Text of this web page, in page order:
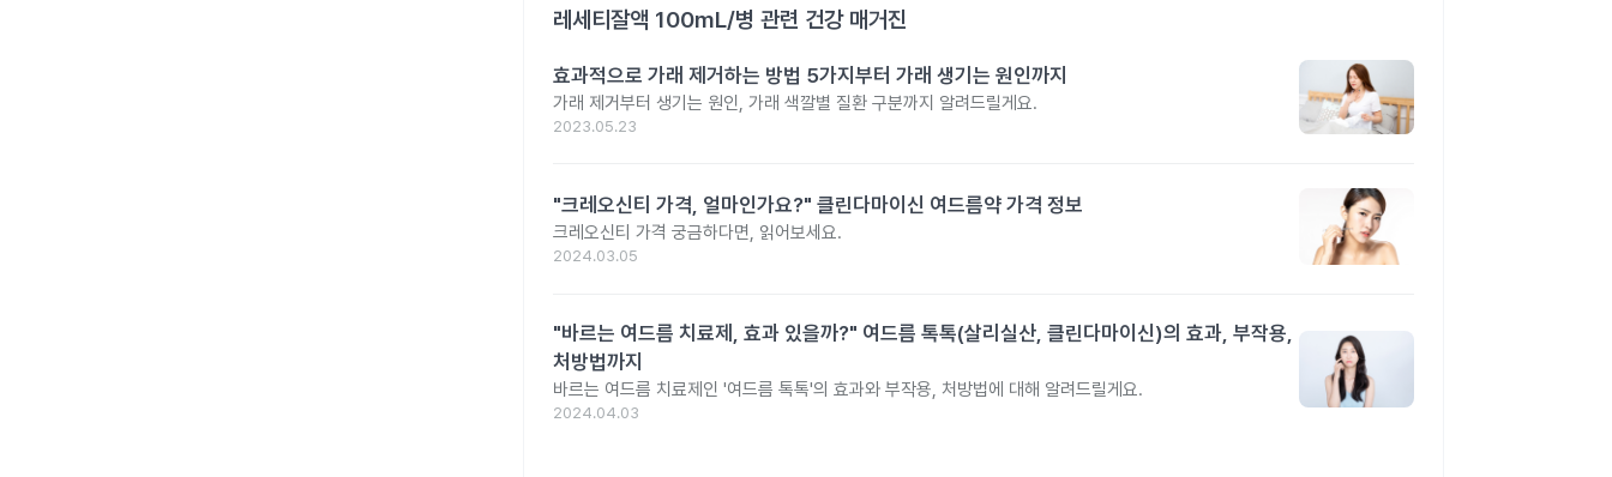
레세티잘액 100mL/병 관련 건강 매거진
효과적으로 가래 제거하는 방법 5가지부터 가래 생기는 원인까지
가래 제거부터 생기는 원인, 가래 색깔별 질환 구분까지 알려드릴게요.
2023.05.23
"크레오신티 가격, 얼마인가요?" 클린다마이신 여드름약 가격 정보
크레오신티 가격 궁금하다면, 읽어보세요.
2024.03.05
"바르는 여드름 치료제, 효과 있을까?" 여드름 톡톡(살리실산, 클린다마이신)의 효과, 부작용,
처방법까지
바르는 여드름 치료제인 '여드름 톡톡'의 효과와 부작용, 처방법에 대해 알려드릴게요.
2024.04.03